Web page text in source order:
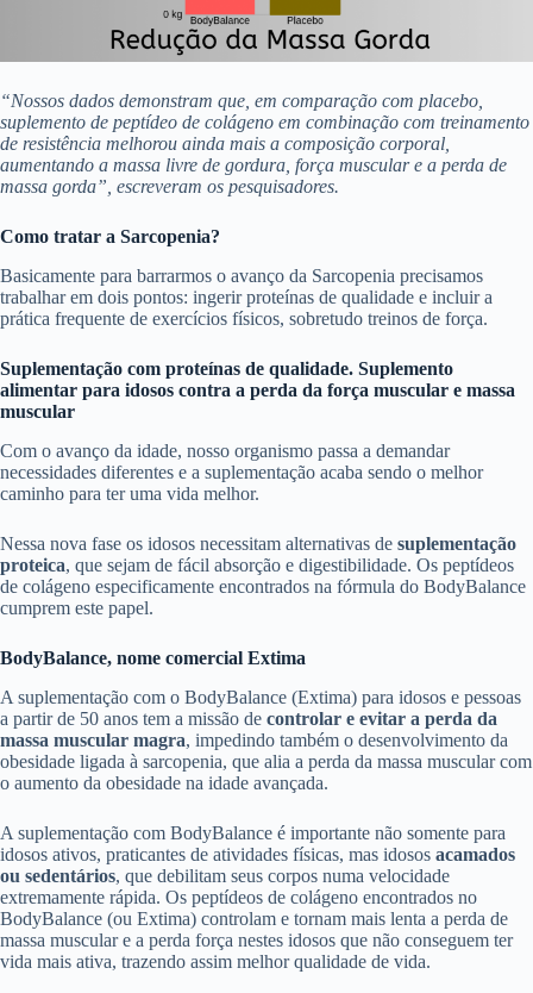
“Nossos dados demonstram que, em comparação com placebo,
suplemento de peptídeo de colágeno em combinação com treinamento
de resistência melhorou ainda mais a composição corporal,
aumentando a massa livre de gordura, força muscular e a perda de
massa gorda”, escreveram os pesquisadores.
Como tratar a Sarcopenia?
Basicamente para barrarmos o avanço da Sarcopenia precisamos
trabalhar em dois pontos: ingerir proteínas de qualidade e incluir a
prática frequente de exercícios físicos, sobretudo treinos de força.
Suplementação com proteínas de qualidade. Suplemento
alimentar para idosos contra a perda da força muscular e massa
muscular
Com o avanço da idade, nosso organismo passa a demandar
necessidades diferentes e a suplementação acaba sendo o melhor
caminho para ter uma vida melhor.
Nessa nova fase os idosos necessitam alternativas de suplementação
proteica, que sejam de fácil absorção e digestibilidade. Os peptídeos
de colágeno especificamente encontrados na fórmula do BodyBalance
cumprem este papel.
BodyBalance, nome comercial Extima
A suplementação com o BodyBalance (Extima) para idosos e pessoas
a partir de 50 anos tem a missão de controlar e evitar a perda da
massa muscular magra, impedindo também o desenvolvimento da
obesidade ligada à sarcopenia, que alia a perda da massa muscular com
o aumento da obesidade na idade avançada.
A suplementação com BodyBalance é importante não somente para
idosos ativos, praticantes de atividades físicas, mas idosos acamados
ou sedentários, que debilitam seus corpos numa velocidade
extremamente rápida. Os peptídeos de colágeno encontrados no
BodyBalance (ou Extima) controlam e tornam mais lenta a perda de
massa muscular e a perda força nestes idosos que não conseguem ter
vida mais ativa, trazendo assim melhor qualidade de vida.